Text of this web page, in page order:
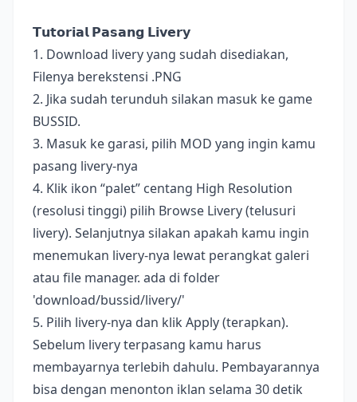
𝗧𝘂𝘁𝗼𝗿𝗶𝗮𝗹 𝗣𝗮𝘀𝗮𝗻𝗴 𝗟𝗶𝘃𝗲𝗿𝘆
1. Download livery yang sudah disediakan,
Filenya berekstensi .PNG
2. Jika sudah terunduh silakan masuk ke game
BUSSID.
3. Masuk ke garasi, pilih MOD yang ingin kamu
pasang livery-nya
4. Klik ikon “palet” centang High Resolution
(resolusi tinggi) pilih Browse Livery (telusuri
livery). Selanjutnya silakan apakah kamu ingin
menemukan livery-nya lewat perangkat galeri
atau file manager. ada di folder
'download/bussid/livery/'
5. Pilih livery-nya dan klik Apply (terapkan).
Sebelum livery terpasang kamu harus
membayarnya terlebih dahulu. Pembayarannya
bisa dengan menonton iklan selama 30 detik